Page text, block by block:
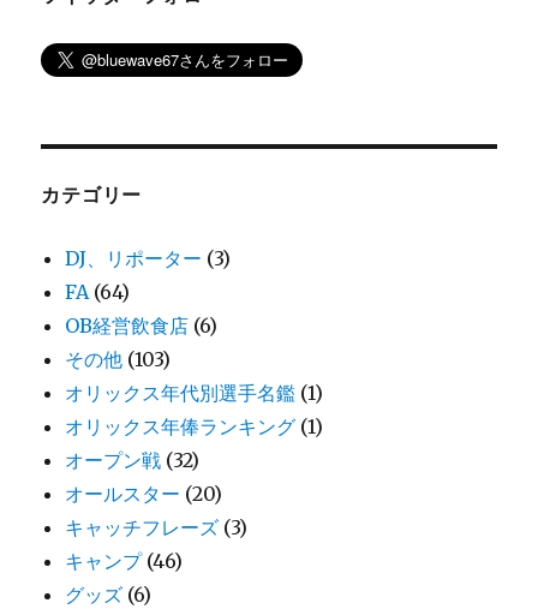
カテゴリー
DJ、リポーター (3)
FA(64)
OB経営飲食店 (6)
その他 (103)
オリックス年代別選手名鑑 (1)
オリックス年俸ランキング (1)
オープン戦 (32)
オールスター (20)
キャッチフレーズ (3)
キャンプ(46)
グッズ (6)